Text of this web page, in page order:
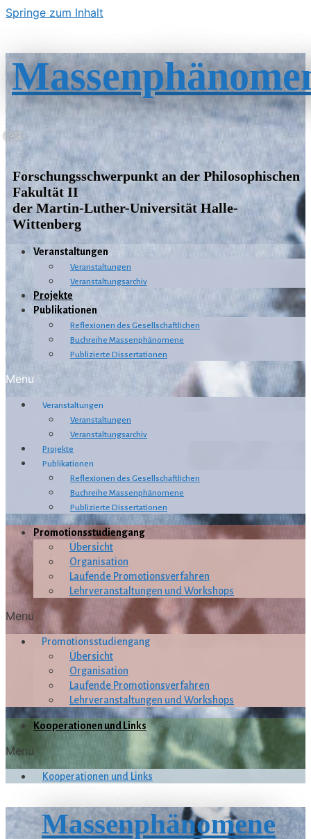
Springe zum Inhalt
Forschungsschwerpunkt an der Philosophischen
Fakultät II
der Martin-Luther-Universität Halle-
Wittenberg
Veranstaltungen
Veranstaltungen
Veranstaltungsarchiv
Projekte
Publikationen
Reflexionen des Gesellschaftlichen
Buchreihe Massenphänomene
Publizierte Dissertationen
Menu
Veranstaltungen
Veranstaltungen
Veranstaltungsarchiv
Projekte
Publikationen
Reflexionen des Gesellschaftlichen
Buchreihe Massenphänomene
Publizierte Dissertationen
Promotionsstudiengang
Übersicht
Organisation
Laufende Promotionsverfahren
Lehrveranstaltungen und Workshops
Menu
Promotionsstudiengang
Übersicht
Organisation
Laufende Promotionsverfahren
Lehrveranstaltungen und Workshops
Kooperationen und Links
Menu
Kooperationen und Links
Massenphänomene